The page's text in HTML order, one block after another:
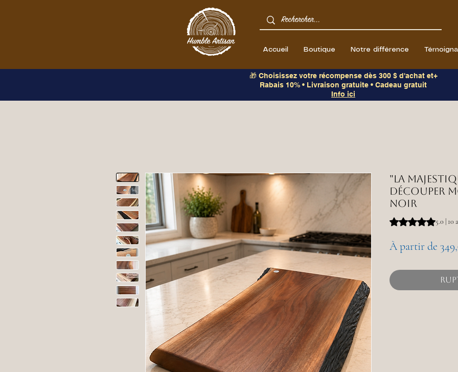
Accueil Boutique Notre différence
🎁 Choisissez votre récompense dès 300 $ d'achat et+
Rabais 10% • Livraison gratuite • Cadeau gratuit
Info ici
"La
découper
noir
La note est de 5.0
5.0 | 10
À partir de